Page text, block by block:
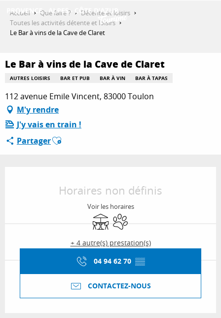
contenu
QUE FAIRE ?
SÉJOURNER
Accueil Que faire ?
Détente et loisirs
Toutes les activités détente et loisirs
Le Bar à vins de la Cave de Claret
Le Bar à vins de la Cave de Claret
AUTRES LOISIRS BAR ET PUB BAR À VIN BAR À TAPAS
112 avenue Emile Vincent, 83000 Toulon
M'y rendre
J'y vais en train !
PartagerAjouter aux favoris
Horaires non définis
Voir les horaires
TerrasseAnimaux acceptés
+ 4 autre(s) prestation(s)
04 94 62 70 ▒▒
CONTACTEZ-NOUS